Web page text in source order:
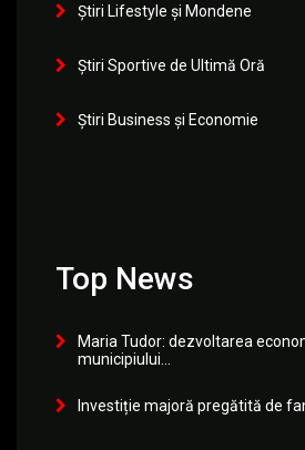
Știri Lifestyle și Mondene
Știri Sportive de Ultimă Oră
Știri Business și Economie
Top News
Maria Tudor: dezvoltarea
municipiului...
Investiție majoră pregătită de